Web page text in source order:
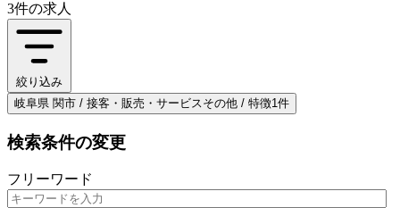
3件の求人
絞り込み
岐阜県 関市 / 接客・販売・サービスその他 / 特徴1件
検索条件の変更
フリーワード